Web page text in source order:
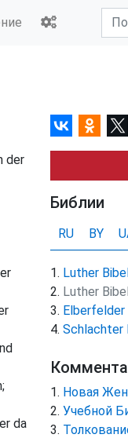
der
da
Библии
RU BY
Luther
Luther
Elberfelder
Schlachter
Новая
Учебной